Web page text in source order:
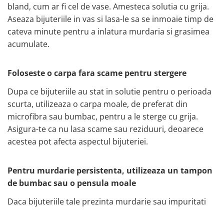
bland, cum ar fi cel de vase. Amesteca solutia cu grija.
Aseaza bijuteriile in vas si lasa-le sa se inmoaie timp de
cateva minute pentru a inlatura murdaria si grasimea
acumulate.
Foloseste o carpa fara scame pentru stergere
Dupa ce bijuteriile au stat in solutie pentru o perioada
scurta, utilizeaza o carpa moale, de preferat din
microfibra sau bumbac, pentru a le sterge cu grija.
Asigura-te ca nu lasa scame sau reziduuri, deoarece
acestea pot afecta aspectul bijuteriei.
Pentru murdarie persistenta, utilizeaza un tampon
de bumbac sau o pensula moale
Daca bijuteriile tale prezinta murdarie sau impuritati